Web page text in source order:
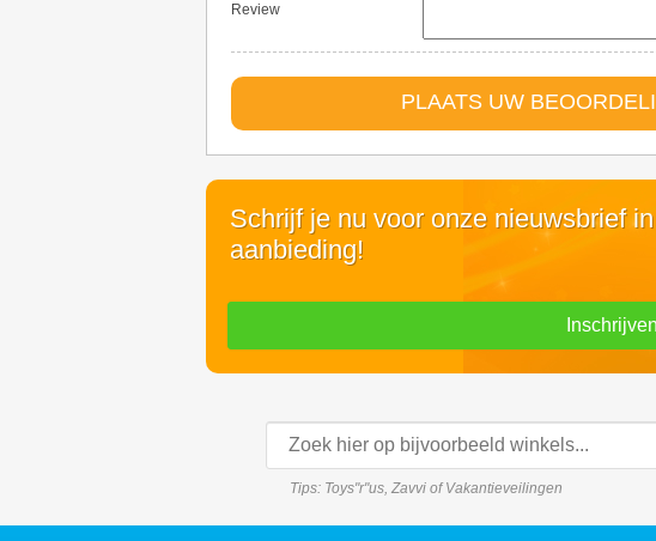
Review
PLAATS UW
Schrijf je nu voor onze nieuwsbrief
aanbieding!
Inschrijven
Tips: Toys"r"us, Zavvi of Vakantieveilingen